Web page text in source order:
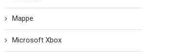
Mappe
Microsoft Xbox